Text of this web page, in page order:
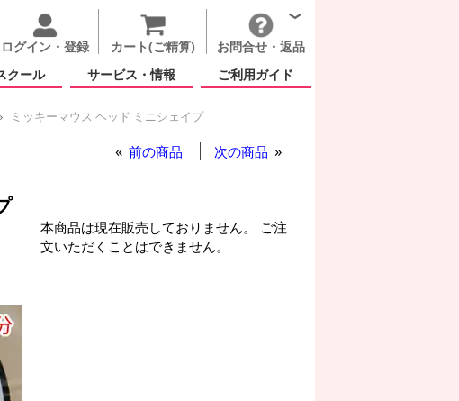
ログイン・登録 カート(ご精算)
お問合せ・返品
クール サービス・情報 ご利用ガイド
ミッキーマウス ヘッド ミニシェイプ
前の商品 次の商品
本商品は現在販売しておりません。 ご注
文いただくことはできません。